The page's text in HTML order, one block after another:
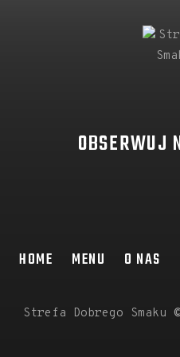
OBSERWUJ
HOME MENU O NAS
Strefa Dobrego Smaku ©